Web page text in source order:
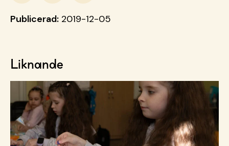
Publicerad: 2019-12-05
Liknande